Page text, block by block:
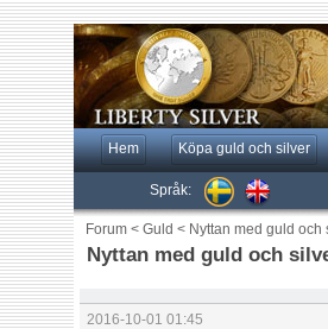
Hem Köpa guld och silver
Språk:
Forum < Guld < Nyttan med guld och
Nyttan med guld och
2016-10-01 01:45